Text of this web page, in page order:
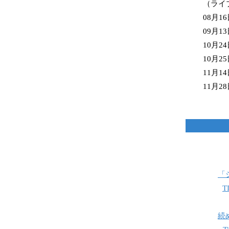
（ライ
08月16
09月13
10月24
10月25
11月14
11月28
続